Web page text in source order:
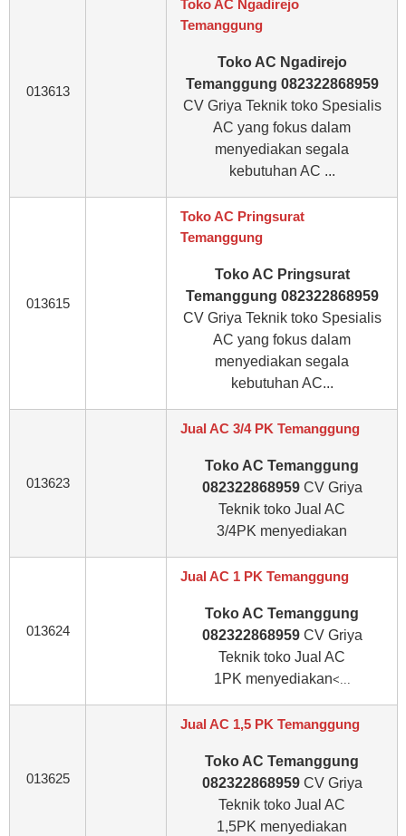
013613
Toko AC Ngadirejo
Temanggung
Toko AC Ngadirejo
Temanggung 082322868959
CV Griya Teknik toko Spesialis
AC yang fokus dalam
menyediakan segala
kebutuhan AC ...
013615
Toko AC Pringsurat
Temanggung
Toko AC Pringsurat
Temanggung 082322868959
CV Griya Teknik toko Spesialis
AC yang fokus dalam
menyediakan segala
kebutuhan AC...
013623
Jual AC 3/4 PK Temanggung
Toko AC Temanggung
082322868959CV Griya
Teknik toko Jual AC
3/4PK menyediakan
013624
Jual AC 1 PK Temanggung
Toko AC Temanggung
082322868959CV Griya
Teknik toko Jual AC
1PK menyediakan<...
013625
Jual AC 1,5 PK Temanggung
Toko AC Temanggung
082322868959CV Griya
Teknik toko Jual AC
1,5PK menyediakan